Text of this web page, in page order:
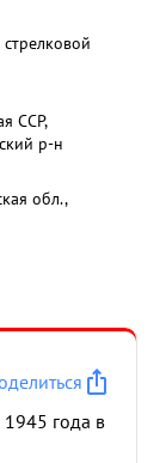
ССР,
р-н
обл.,
1945 года в